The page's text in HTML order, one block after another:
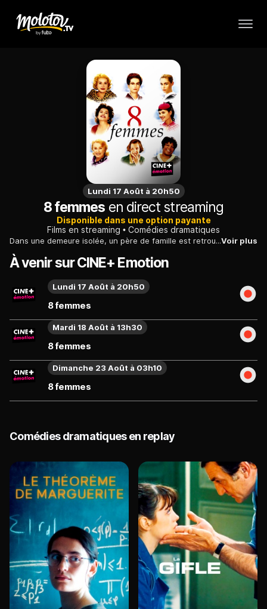
Lundi 17 Août à 20h50
8 femmes en direct streaming
Disponible dans une option payante
Films en streaming
Comédies dramatiques
Dans une demeure isolée, un père de famille est retrouvé assassiné. Les huit femmes de la maison se soupçonnent l'une l'autre, créant un fort climat de tension...Voir plus
À venir sur CINE+ Emotion
8 femmes
Lundi 17 Août à 20h50
8 femmes
Mardi 18 Août à 13h30
8 femmes
Dimanche 23 Août à 03h10
Comédies dramatiques en replay